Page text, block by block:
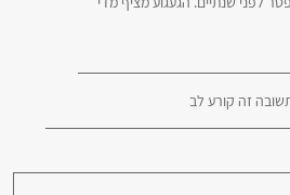
זה קורע לב